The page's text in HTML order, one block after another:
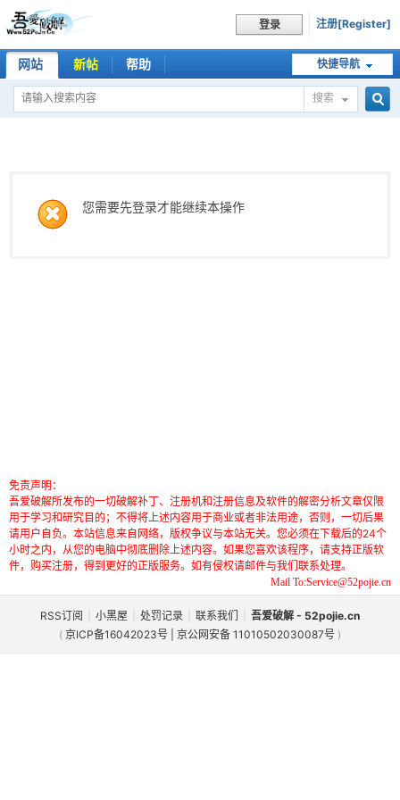
登录 注册[Register]
快捷导航
网站 新帖 帮助
搜索
您需要先登录才能继续本操作
免责声明：
吾爱破解所发布的一切破解补丁、注册机和注册信息及软件的解密分析文章仅限
用于学习和研究目的；不得将上述内容用于商业或者非法用途，否则，一切后果
请用户自负。本站信息来自网络，版权争议与本站无关。您必须在下载后的24个
小时之内，从您的电脑中彻底删除上述内容。如果您喜欢该程序，请支持正版软
件，购买注册，得到更好的正版服务。如有侵权请邮件与我们联系处理。
Mail To:Service@52pojie.cn
RSS订阅 小黑屋 处罚记录 联系我们
吾爱破解 - 52pojie.cn
( 京ICP备16042023号 | 京公网安备 11010502030087号 )